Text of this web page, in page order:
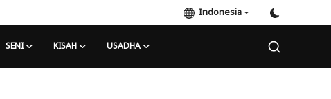
Indonesia
SENI KISAH USADHA